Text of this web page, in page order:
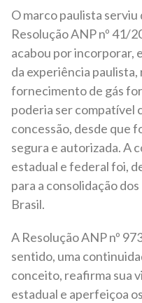
O marco paulista serviu
Resolução ANP nº 41/
acabou por incorporar,
da experiência
fornecimento de gás
poderia ser compatível
concessão, desde que
segura e autorizada. A
estadual e federal foi,
para a consolidação
Brasil.
A Resolução ANP nº
sentido, uma
conceito, reafirma sua
estadual e aperfeiçoa